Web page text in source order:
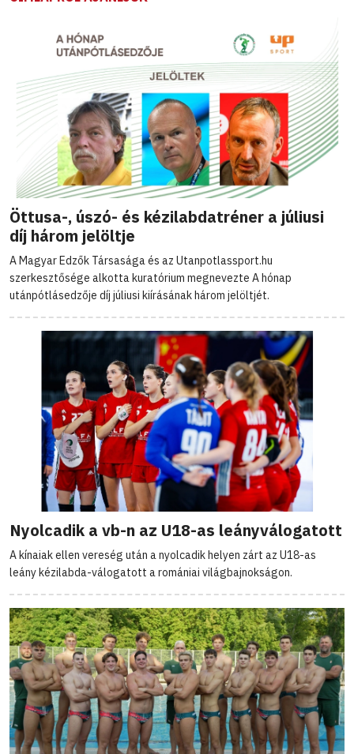
Öttusa-, úszó- és kézilabdatréner a júliusi
díj három jelöltje
A Magyar Edzők Társasága és az Utanpotlassport.hu
szerkesztősége alkotta kuratórium megnevezte A hónap
utánpótlásedzője díj júliusi kiírásának három jelöltjét.
Nyolcadik a vb-n az U18-as leányválogatott
A kínaiak ellen vereség után a nyolcadik helyen zárt az U18-as
leány kézilabda-válogatott a romániai világbajnokságon.